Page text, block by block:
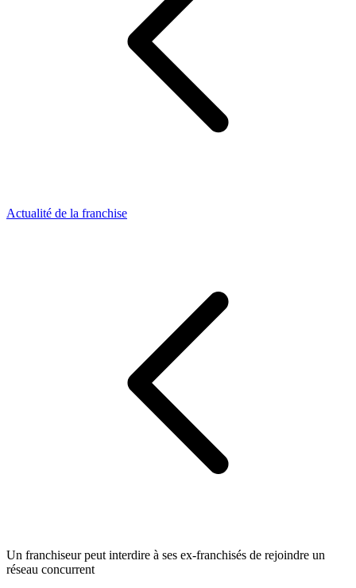
Actualité de la franchise
Un franchiseur peut interdire à ses ex-franchisés de rejoindre un
réseau concurrent